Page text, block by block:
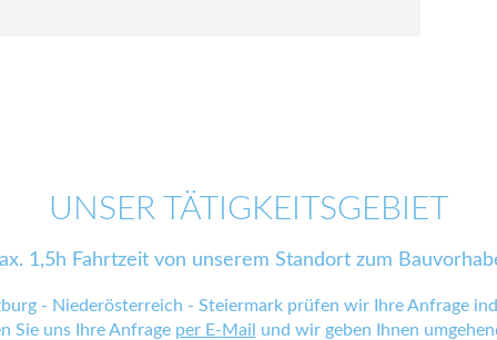
UNSER TÄTIGKEITSGEBIET
1,5h Fahrtzeit von unserem Standort zum
- Niederösterreich - Steiermark prüfen wir Ihre Anfrage
Sie uns Ihre Anfrage per E-Mail und wir geben Ihnen